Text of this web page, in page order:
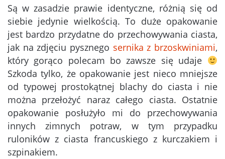
Są w zasadzie prawie identyczne, różnią się od
siebie jedynie wielkością. To duże opakowanie
jest bardzo przydatne do przechowywania ciasta,
jak na zdjęciu pysznego sernika z brzoskwiniami,
który gorąco polecam bo zawsze się udaje
Szkoda tylko, że opakowanie jest nieco mniejsze
od typowej prostokątnej blachy do ciasta i nie
można przełożyć naraz całego ciasta. Ostatnie
opakowanie posłużyło mi do przechowywania
innych zimnych potraw, w tym przypadku
ruloników z ciasta francuskiego z kurczakiem i
szpinakiem.